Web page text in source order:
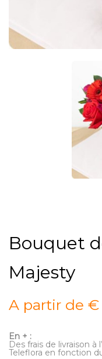
Bouquet
Majesty
A partir de €
En + :
Des frais de livraison
Teleflora en fonction